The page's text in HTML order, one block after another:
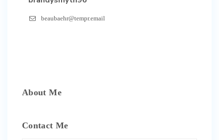
beaubaehr@tempr.email
About Me
Contact Me